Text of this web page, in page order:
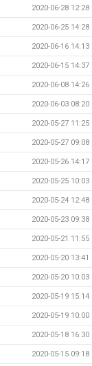
2020-06-28 12:28
2020-06-25 14:28
2020-06-16 14:13
2020-06-15 14:37
2020-06-08 14:26
2020-06-03 08:20
2020-05-27 11:25
2020-05-27 09:08
2020-05-26 14:17
2020-05-25 10:03
2020-05-24 12:48
2020-05-23 09:38
2020-05-21 11:55
2020-05-20 13:41
2020-05-20 10:03
2020-05-19 15:14
2020-05-19 10:00
2020-05-18 16:30
2020-05-15 09:18